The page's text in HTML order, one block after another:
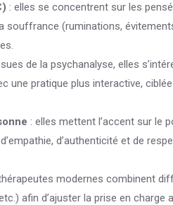
: elles se concentrent sur les
souffrance (ruminations,
de la psychanalyse, elles
une pratique plus interactive,
: elles mettent l’accent sur le
d’authenticité et de
modernes combinent
afin d’ajuster la prise en charge